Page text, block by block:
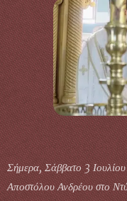
Σήμερα, Σάββατο 3
Αποστόλου Ανδρέου στο